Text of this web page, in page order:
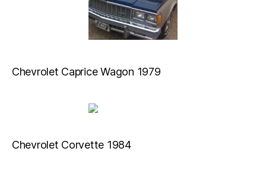
Chevrolet Caprice Wagon 1979
Chevrolet Corvette 1984